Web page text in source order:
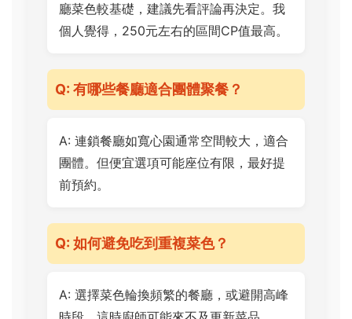
廳菜色較基礎，建議先看評論再決定。我
個人覺得，250元左右的區間CP值最高。
Q: 有哪些餐廳適合團體聚餐？
A: 連鎖餐廳如寬心園通常空間較大，適合
團體。但便宜選項可能座位有限，最好提
前預約。
Q: 如何避免吃到重複菜色？
A: 選擇菜色輪換頻繁的餐廳，或避開高峰